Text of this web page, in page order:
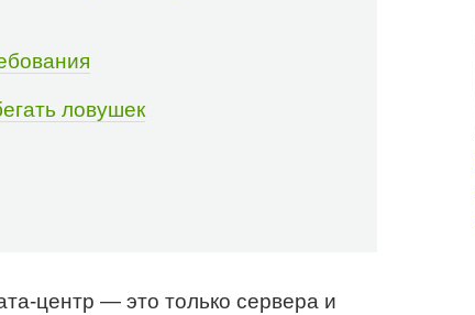
ловушек
— это только сервера и